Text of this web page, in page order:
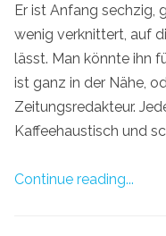
Er ist Anfang sechzig,
wenig verknittert, auf
lässt. Man könnte ihn
ist ganz in der Nähe,
Zeitungsredakteur.
Kaffeehaustisch und
Continue reading...